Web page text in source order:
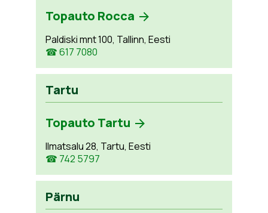
Topauto Rocca
Paldiski mnt 100, Tallinn, Eesti
☎ 617 7080
Tartu
Topauto Tartu
Ilmatsalu 28, Tartu, Eesti
☎ 742 5797
Pärnu